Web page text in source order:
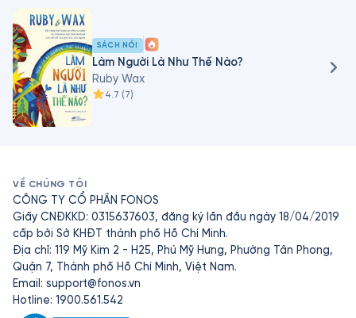
SÁCH NÓI
Làm Người Là Như Thế Nào?
Ruby Wax
4.7 (7)
VỀ CHÚNG TÔI
CÔNG TY CỔ PHẦN FONOS
Giấy CNĐKKD: 0315637603, đăng ký lần đầu ngày 18/04/2019
cấp bởi Sở KHĐT thành phố Hồ Chí Minh.
Địa chỉ: 119 Mỹ Kim 2 - H25, Phú Mỹ Hưng, Phường Tân Phong,
Quận 7, Thành phố Hồ Chí Minh, Việt Nam.
Email: support@fonos.vn
Hotline: 1900.561.542